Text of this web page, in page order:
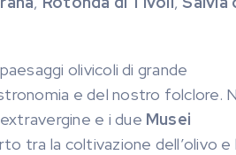
olivicoli di grande
e del nostro folclore.
e i due Musei
tra la coltivazione dell’olivo e